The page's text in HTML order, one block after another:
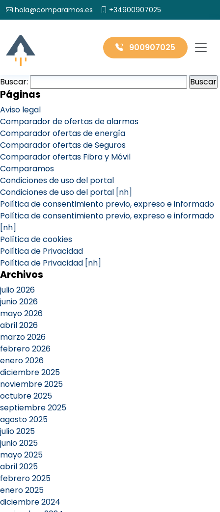
hola@comparamos.es +34900907025
900907025
Buscar:
Páginas
Aviso legal
Comparador de ofertas de alarmas
Comparador ofertas de energía
Comparador ofertas de Seguros
Comparador ofertas Fibra y Móvil
Comparamos
Condiciones de uso del portal
Condiciones de uso del portal [nh]
Política de consentimiento previo, expreso e informado
Política de consentimiento previo, expreso e informado
[nh]
Política de cookies
Política de Privacidad
Política de Privacidad [nh]
Archivos
julio 2026
junio 2026
mayo 2026
abril 2026
marzo 2026
febrero 2026
enero 2026
diciembre 2025
noviembre 2025
octubre 2025
septiembre 2025
agosto 2025
julio 2025
junio 2025
mayo 2025
abril 2025
febrero 2025
enero 2025
diciembre 2024